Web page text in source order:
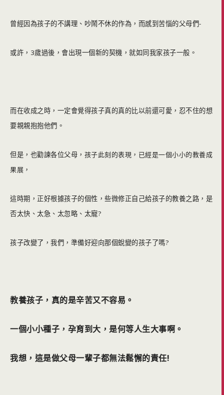
曾經因為孩子的不講理、吵鬧不休的作為，而感到苦惱的父母們-
或許，3歲過後，會出現一個新的契機，就如同我家孩子一般。
而在收成之時，一定會覺得孩子真的真的比以前還可愛，忍不住的想
要親親抱抱他們。
但是，也勸諫各位父母， 孩子此刻的表現，已經是一個小小的教養成
果展，
這時期，正好根據孩子的個性，些微修正自己給孩子的教養之路，是
否太快、太急、太忽略、太寵?
孩子改變了，我們，準備好迎向那個蛻變的孩子了嗎?
教養孩子，真的是辛苦又不容易。
一個小小種子，孕育到大，是何等人生大事啊。
我想，這是做父母一輩子都無法鬆懈的責任!